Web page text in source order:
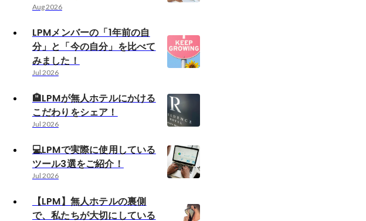
Aug 2026
LPMメンバーの「1年前の自
分」と「今の自分」を比べて
みました！
Jul 2026
🏨LPMが無人ホテルにかける
こだわりをシェア！
Jul 2026
💻LPMで実際に使用している
ツール3選をご紹介！
Jul 2026
【LPM】無人ホテルの裏側
で、私たちが大切にしている